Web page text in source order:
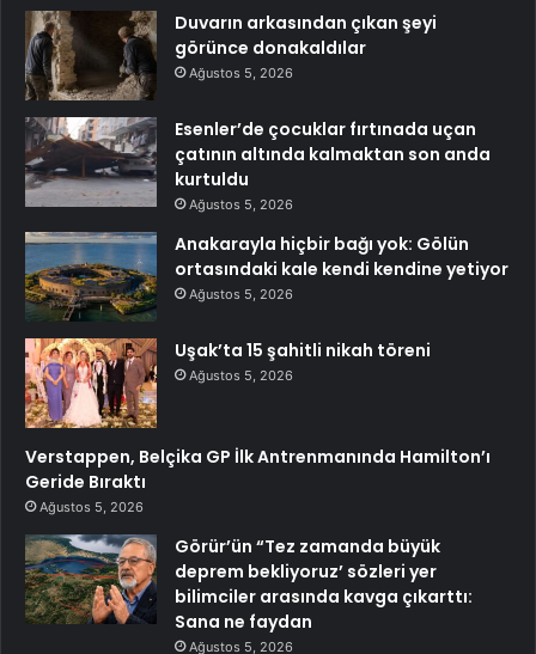
Duvarın arkasından çıkan şeyi
görünce donakaldılar
Ağustos 5, 2026
Esenler’de çocuklar fırtınada uçan
çatının altında kalmaktan son anda
kurtuldu
Ağustos 5, 2026
Anakarayla hiçbir bağı yok: Gölün
ortasındaki kale kendi kendine yetiyor
Ağustos 5, 2026
Uşak’ta 15 şahitli nikah töreni
Ağustos 5, 2026
Verstappen, Belçika GP İlk Antrenmanında Hamilton’ı
Geride Bıraktı
Ağustos 5, 2026
Görür’ün “Tez zamanda büyük
deprem bekliyoruz’ sözleri yer
bilimciler arasında kavga çıkarttı:
Sana ne faydan
Ağustos 5, 2026